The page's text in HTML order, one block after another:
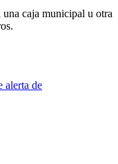
una caja municipal u otra